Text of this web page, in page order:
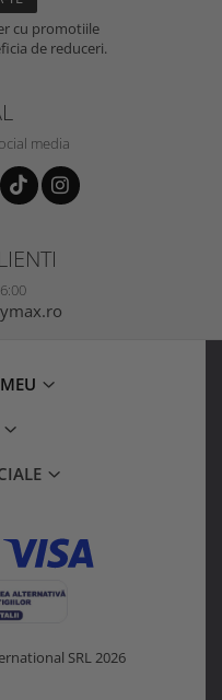
cu promotiile
de reduceri.
media
SRL 2026